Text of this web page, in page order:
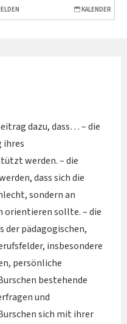
KALENDER
dazu, dass… – die
ihres
werden. – die
dass sich die
sondern an
orientieren sollte. – die
der pädagogischen,
insbesondere
persönliche
bestehende
und
sich mit ihrer